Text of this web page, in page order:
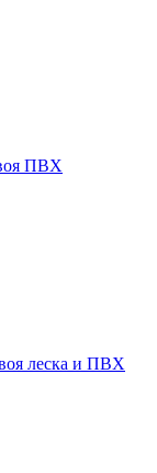
ПВХ
леска и ПВХ